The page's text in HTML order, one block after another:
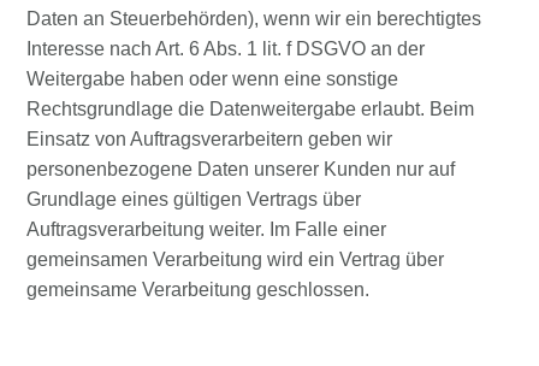
Daten an Steuerbehörden), wenn wir ein berechtigtes
Interesse nach Art. 6 Abs. 1 lit. f DSGVO an der
Weitergabe haben oder wenn eine sonstige
Rechtsgrundlage die Datenweitergabe erlaubt. Beim
Einsatz von Auftragsverarbeitern geben wir
personenbezogene Daten unserer Kunden nur auf
Grundlage eines gültigen Vertrags über
Auftragsverarbeitung weiter. Im Falle einer
gemeinsamen Verarbeitung wird ein Vertrag über
gemeinsame Verarbeitung geschlossen.